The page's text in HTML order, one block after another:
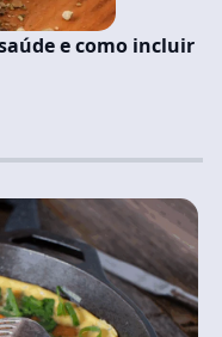
e como incluir